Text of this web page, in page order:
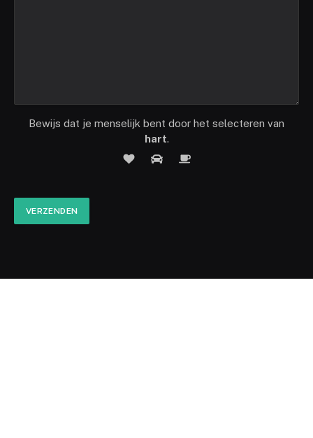
Bewijs dat je menselijk bent door het selecteren van
hart.